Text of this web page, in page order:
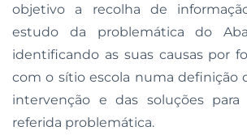
objetivo a recolha de
estudo da problemática do
identificando as suas causas por
com o sítio escola numa definição
intervenção e das soluções
referida problemática.